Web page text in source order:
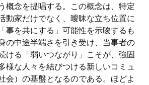
概念を提唱する。この概念は、特定
動家だけでなく、曖昧な立ち位置に
事を共にする」可能性を示唆するも
の中途半端さを引き受け、当事者の
ける「弱いつながり」こそが、強固
様な人々を結びつける新しいコミュ
会）の基盤となるのである。ほどよ